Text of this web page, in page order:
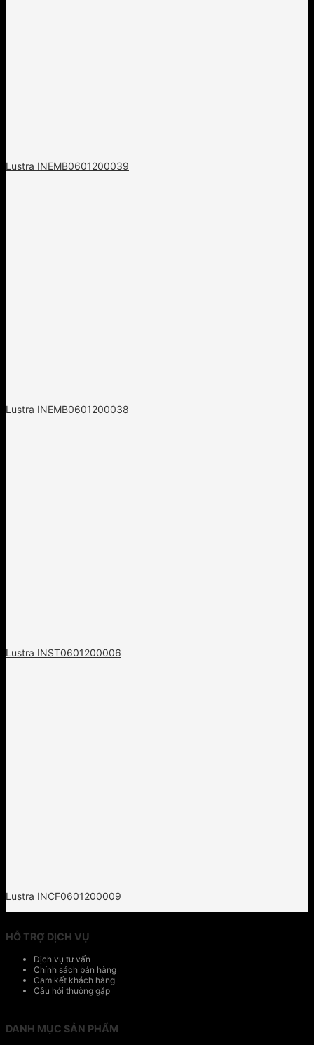
Lustra INEMB0601200039
Lustra INEMB0601200038
Lustra INST0601200006
Lustra INCF0601200009
HỖ TRỢ DỊCH VỤ
Dịch vụ tư vấn
Chính sách bán hàng
Cam kết khách hàng
Câu hỏi thường gặp
DANH MỤC SẢN PHẨM